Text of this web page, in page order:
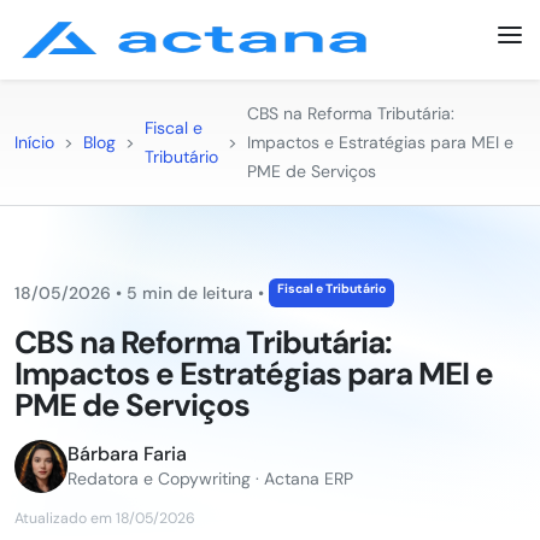
Início > Blog >
Fiscal e
Tributário
>
CBS na Reforma Tributária:
Impactos e Estratégias para MEI e
PME de Serviços
18/05/2026 • 5 min de leitura • Fiscal e Tributário
CBS na Reforma Tributária:
Impactos e Estratégias para MEI e
PME de Serviços
Bárbara Faria
Redatora e Copywriting · Actana ERP
Atualizado em 18/05/2026